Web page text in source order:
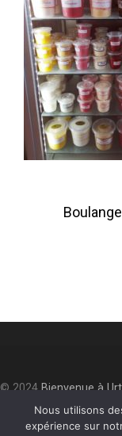
Post
© 2024Bienvenue à Urt
Accessibilité ⎮Plan
confidentialité
Nous utilisons
expérience sur